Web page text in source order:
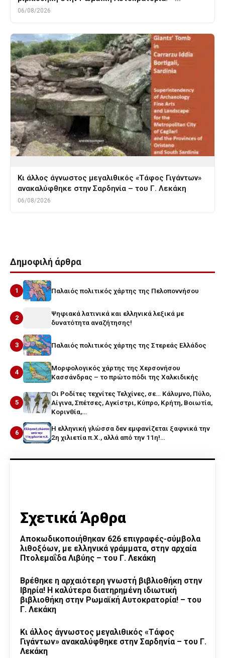
06/08/2026
Κι άλλος άγνωστος μεγαλιθικός «Τάφος Γιγάντων»
ανακαλύφθηκε στην Σαρδηνία – του Γ. Λεκάκη
06/08/2026
Δημοφιλή άρθρα
1 Παλαιός πολιτικός χάρτης της Πελοποννήσου
2
Ψηφιακά λατινικά και ελληνικά λεξικά με
δυνατότητα αναζήτησης!
3 Παλαιός πολιτικός χάρτης της Στερεάς Ελλάδος
4
Μορφολογικός χάρτης της Χερσονήσου
Κασσάνδρας – το πρώτο πόδι της Χαλκιδικής
5
Οι Ροδίτες τεχνίτες Τελχίνες, σε… Κάλυμνο, Πύλο,
Αίγινα, Σπέτσες, Αγκίστρι, Κύπρο, Κρήτη, Βοιωτία,
Κορινθία,…
6
Η ελληνική γλώσσα δεν εμφανίζεται ξαφνικά την
2η χιλιετία π.Χ., αλλά από την 11η!…
Σχετικά Άρθρα
Αποκωδικοποιήθηκαν 626 επιγραφές-σύμβολα
λιθοξόων, με ελληνικά γράμματα, στην αρχαία
Πτολεμαΐδα Λιβύης – του Γ. Λεκάκη
Βρέθηκε η αρχαιότερη γνωστή βιβλιοθήκη στην
Ιβηρία! Η καλύτερα διατηρημένη ιδιωτική
βιβλιοθήκη στην Ρωμαϊκή Αυτοκρατορία! – του
Γ. Λεκάκη
Κι άλλος άγνωστος μεγαλιθικός «Τάφος
Γιγάντων» ανακαλύφθηκε στην Σαρδηνία – του Γ.
Λεκάκη